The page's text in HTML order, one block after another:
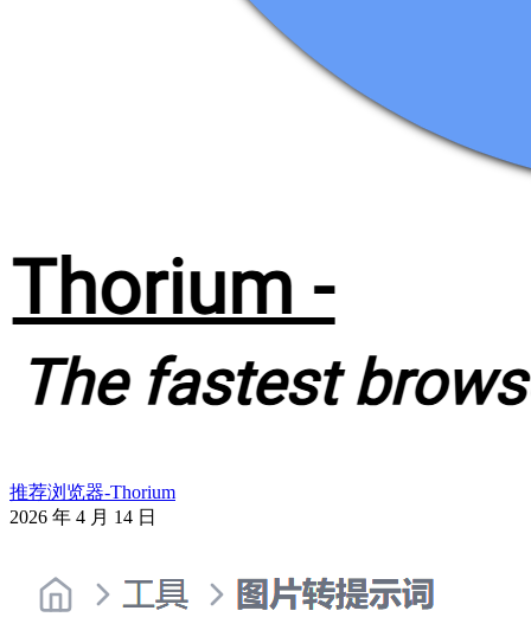
推荐浏览器-Thorium
2026 年 4 月 14 日